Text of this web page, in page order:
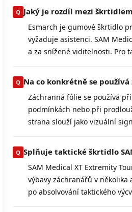
Jaký je rozdíl mezi
Esmarch je gumové škrtidlo
vyžaduje asistenci. SAM
a za snížené viditelnosti. Pro
Na co konkrétně se
Záchranná fólie se používá
podmínkách nebo při
strana slouží jako vizuální
Splňuje taktické škrtidlo
SAM Medical XT Extremity
výbavy záchranářů v
po absolvování taktického